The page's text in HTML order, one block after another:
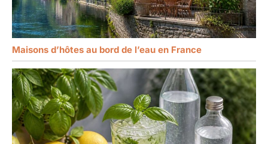
Maisons d’hôtes au bord de l’eau en France